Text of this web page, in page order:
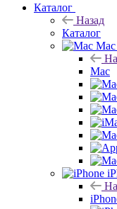
Каталог
Назад
Каталог
Mac
Mac